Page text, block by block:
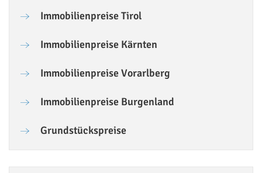
Immobilienpreise Tirol
Immobilienpreise Kärnten
Immobilienpreise Vorarlberg
Immobilienpreise Burgenland
Grundstückspreise